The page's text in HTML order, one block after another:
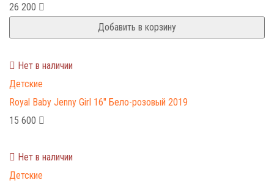
26 200
Добавить в корзину
Нет в наличии
Детские
Royal Baby Jenny Girl 16" Бело-розовый 2019
15 600
Нет в наличии
Детские